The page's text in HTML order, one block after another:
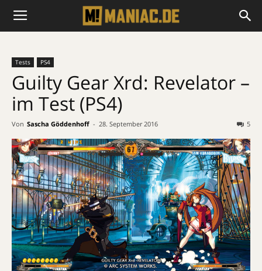
Tests PS4
Guilty Gear Xrd: Revelator –
im Test (PS4)
Von Sascha Göddenhoff - 28. September 2016 5